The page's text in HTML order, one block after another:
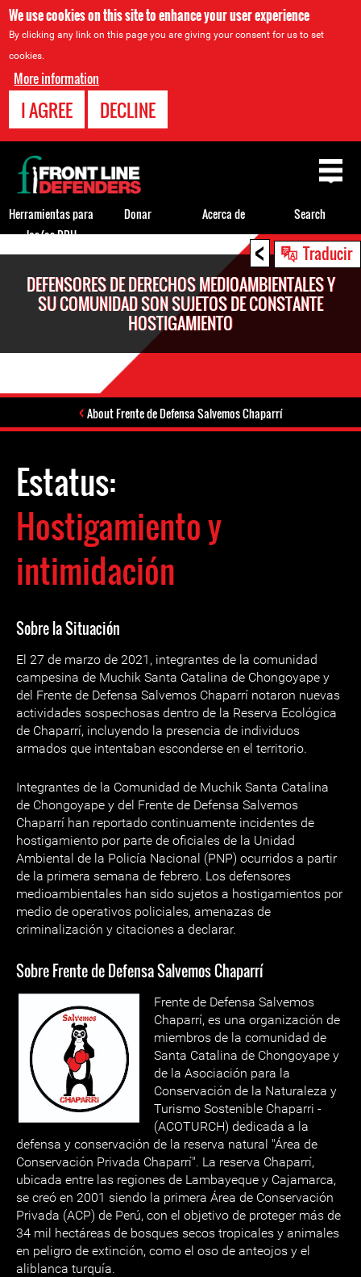
We use cookies on this site to enhance your user experience
By clicking any link on this page you are giving your consent for us to set
cookies.
More information
I AGREE DECLINE
< Traducir
DEFENSORES DE DERECHOS MEDIOAMBIENTALES Y
SU COMUNIDAD SON SUJETOS DE CONSTANTE
HOSTIGAMIENTO
About Frente de Defensa Salvemos Chaparrí
Estatus:
Hostigamiento y
intimidación
Sobre la Situación
El 27 de marzo de 2021, integrantes de la comunidad
campesina de Muchik Santa Catalina de Chongoyape y
del Frente de Defensa Salvemos Chaparrí notaron nuevas
actividades sospechosas dentro de la Reserva Ecológica
de Chaparrí, incluyendo la presencia de individuos
armados que intentaban esconderse en el territorio.
Integrantes de la Comunidad de Muchik Santa Catalina
de Chongoyape y del Frente de Defensa Salvemos
Chaparrí han reportado continuamente incidentes de
hostigamiento por parte de oficiales de la Unidad
Ambiental de la Policía Nacional (PNP) ocurridos a partir
de la primera semana de febrero. Los defensores
medioambientales han sido sujetos a hostigamientos por
medio de operativos policiales, amenazas de
criminalización y citaciones a declarar.
Sobre Frente de Defensa Salvemos Chaparrí
Frente de Defensa Salvemos
Chaparrí, es una organización de
miembros de la comunidad de
Santa Catalina de Chongoyape y
de la Asociación para la
Conservación de la Naturaleza y
Turismo Sostenible Chaparri -
(ACOTURCH) dedicada a la
defensa y conservación de la reserva natural "Área de
Conservación Privada Chaparrí". La reserva Chaparrí,
ubicada entre las regiones de Lambayeque y Cajamarca,
se creó en 2001 siendo la primera Área de Conservación
Privada (ACP) de Perú, con el objetivo de proteger más de
34 mil hectáreas de bosques secos tropicales y animales
en peligro de extinción, como el oso de anteojos y el
aliblanca turquía.
Back
to
top
Herramientas para
los/as DDH
Donar Acerca de Search